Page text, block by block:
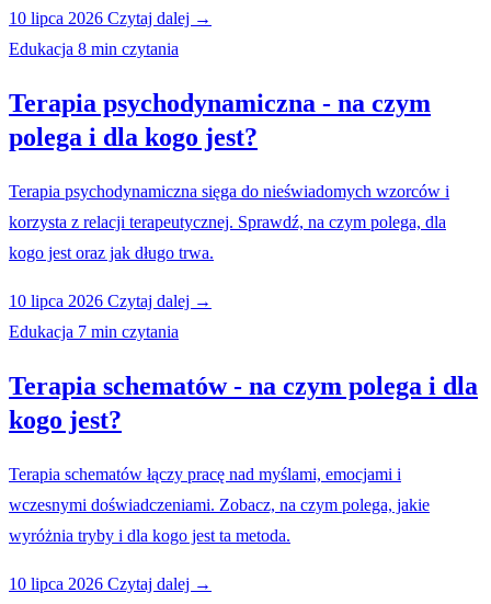
10 lipca 2026 Czytaj dalej →
Edukacja 8 min czytania
Terapia psychodynamiczna - na czym
polega i dla kogo jest?
Terapia psychodynamiczna sięga do nieświadomych wzorców i
korzysta z relacji terapeutycznej. Sprawdź, na czym polega, dla
kogo jest oraz jak długo trwa.
10 lipca 2026 Czytaj dalej →
Edukacja 7 min czytania
Terapia schematów - na czym polega i dla
kogo jest?
Terapia schematów łączy pracę nad myślami, emocjami i
wczesnymi doświadczeniami. Zobacz, na czym polega, jakie
wyróżnia tryby i dla kogo jest ta metoda.
10 lipca 2026 Czytaj dalej →